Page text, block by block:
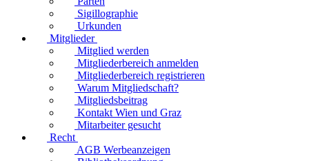
Sigillographie
Urkunden
Mitglieder
Mitglied werden
Mitgliederbereich anmelden
Mitgliederbereich registrieren
Warum Mitgliedschaft?
Mitgliedsbeitrag
Kontakt Wien und Graz
Mitarbeiter gesucht
Recht
AGB Werbeanzeigen